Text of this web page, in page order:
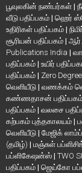
பூவுலகின் நண்பர்கள் |
வீடு பதிப்பகம் | ஹெர்
உதிரிகள் பதிப்பகம் |
சூரியன் பதிப்பகம் | ஆர்.
Publications India |
பதிப்பகம் | உயிர்
பதிப்பகம் | Zero
வெளியீடு | வணக்கம்
கண்ணதாசன்
பதிப்பகம் | வலசை
கற்பகம் புத்தகாலயம் |
வெளியீடு | மேஜிக்
(தமிழ்) | மஞ்சுள்
பப்ளிகேஷன்ஸ் | TWO
பதிப்பகம் | ஜெய்கோ